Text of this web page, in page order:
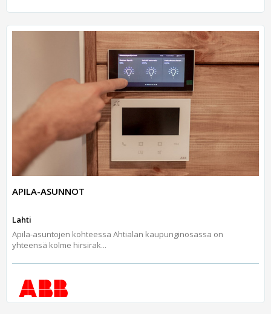
APILA-ASUNNOT
Lahti
Apila-asuntojen kohteessa Ahtialan kaupunginosassa on
yhteensä kolme hirsirak...